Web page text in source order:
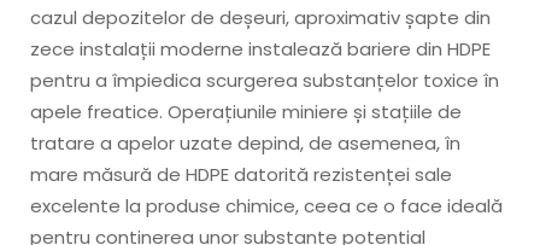
cazul depozitelor de deșeuri, aproximativ șapte din
zece instalații moderne instalează bariere din HDPE
pentru a împiedica scurgerea substanțelor toxice în
apele freatice. Operațiunile miniere și stațiile de
tratare a apelor uzate depind, de asemenea, în
mare măsură de HDPE datorită rezistenței sale
excelente la produse chimice, ceea ce o face ideală
pentru conținerea unor substanțe potențial